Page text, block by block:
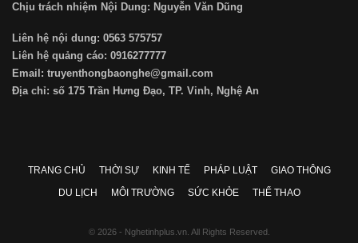
Chịu trách nhiệm Nội Dung: Nguyễn Văn Dũng
Liên hệ nội dung: 0563 575757
Liên hệ quảng cáo: 0916277777
Email: truyenthongbaonghe@gmail.com
Địa chỉ: số 175 Trần Hưng Đạo, TP. Vinh, Nghệ An
TRANG CHỦ THỜI SỰ KINH TẾ PHÁP LUẬT
GIAO THÔNG
DU LỊCH
MÔI TRƯỜNG SỨC KHỎE THỂ THAO
© 2026 - Nghetinhplus.vn. All Rights Reserved.